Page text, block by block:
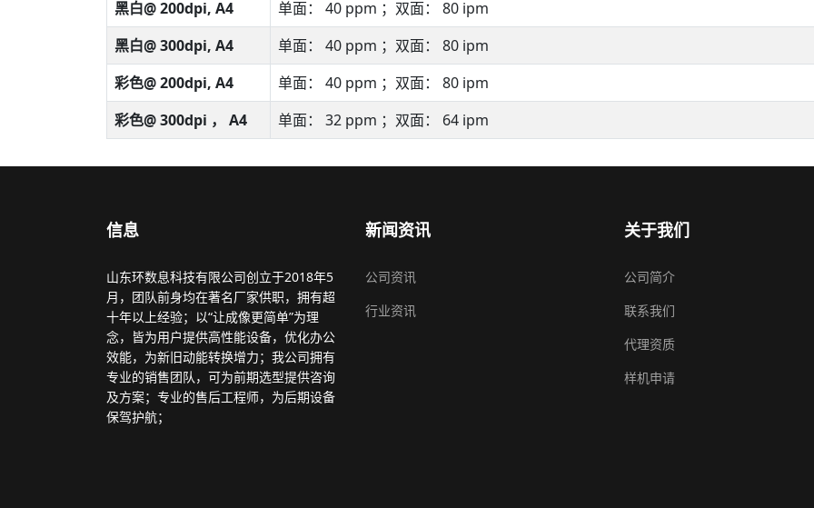
黑白@ 200dpi, A4
单面： 40 ppm ；双面： 80 ipm
黑白@ 300dpi, A4
单面： 40 ppm ；双面： 80 ipm
彩色@ 200dpi, A4
单面： 40 ppm ；双面： 80 ipm
彩色@ 300dpi ， A4
单面： 32 ppm ；双面： 64 ipm
信息
山东环数息科技有限公司创立于2018年5
月，团队前身均在著名厂家供职，拥有超
十年以上经验；以“让成像更简单”为理
念，皆为用户提供高性能设备，优化办公
效能，为新旧动能转换增力；我公司拥有
专业的销售团队，可为前期选型提供咨询
及方案；专业的售后工程师，为后期设备
保驾护航；
新闻资讯
公司资讯
行业资讯
关于我们
公司简介
联系我们
代理资质
样机申请